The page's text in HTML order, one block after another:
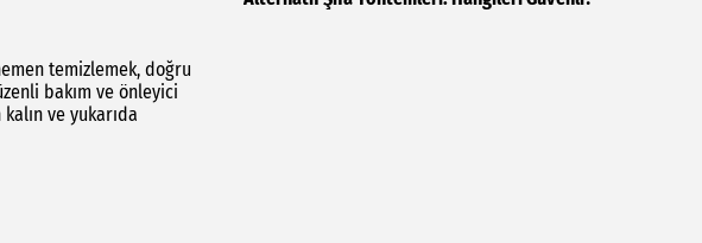
temizlemek, doğru
bakım ve önleyici
ve yukarıda